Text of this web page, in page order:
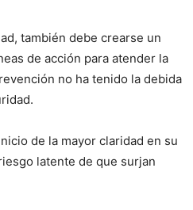
también debe crearse un
de acción para atender la
no ha tenido la debida
de la mayor claridad en su
latente de que surjan